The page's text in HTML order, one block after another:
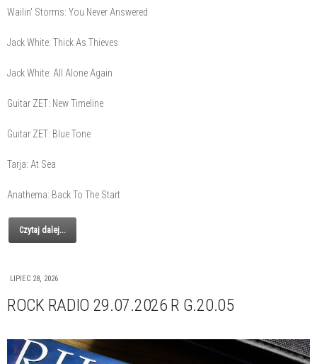
Wailin' Storms: You Never Answered
Jack White: Thick As Thieves
Jack White: All Alone Again
Guitar ZET: New Timeline
Guitar ZET: Blue Tone
Tarja: At Sea
Anathema: Back To The Start
Czytaj dalej...
LIPIEC 28, 2026
ROCK RADIO 29.07.2026 R G.20.05